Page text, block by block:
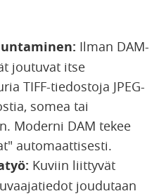
Ilman DAM-
joutuvat itse
TIFF-tiedostoja JPEG-
somea tai
Moderni DAM tekee
automaattisesti.
Kuviin liittyvät
joudutaan